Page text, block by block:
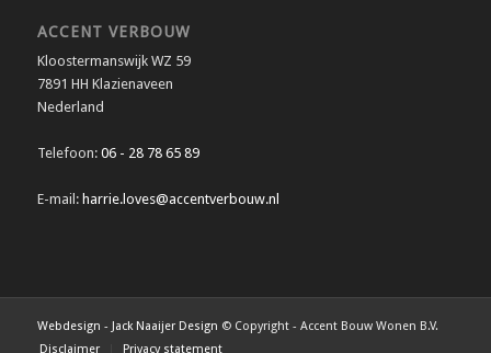
ACCENT VERBOUW
Kloostermanswijk WZ 59
7891 HH Klazienaveen
Nederland
Telefoon:06 - 28 78 65 89
E-mail: harrie.loves@accentverbouw.nl
Webdesign - Jack Naaijer Design © Copyright - Accent Bouw Wonen B.V.
Disclaimer
Privacy statement